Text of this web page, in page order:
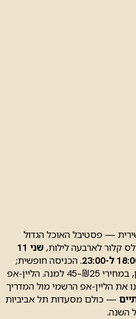
— פסטיבל האוכל הגדול
קלור לארבעה לילות,
שני 11
. הכניסה חופשית;
משלמים בנפרד על כל מנה בדוכן, במחירי ₪25–45 למנה. הליין-אפ
הצלבנו את הליין-אפ הרשמי מול המדריך
— כולם מסעדות תל אביביות
השנה.